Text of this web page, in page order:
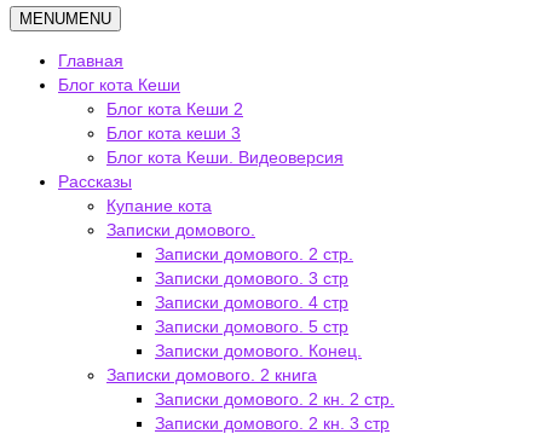
MENUMENU
Главная
Блог кота Кеши
Блог кота Кеши 2
Блог кота кеши 3
Блог кота Кеши. Видеоверсия
Рассказы
Купание кота
Записки домового.
Записки домового. 2 стр.
Записки домового. 3 стр
Записки домового. 4 стр
Записки домового. 5 стр
Записки домового. Конец.
Записки домового. 2 книга
Записки домового. 2 кн. 2 стр.
Записки домового. 2 кн. 3 стр